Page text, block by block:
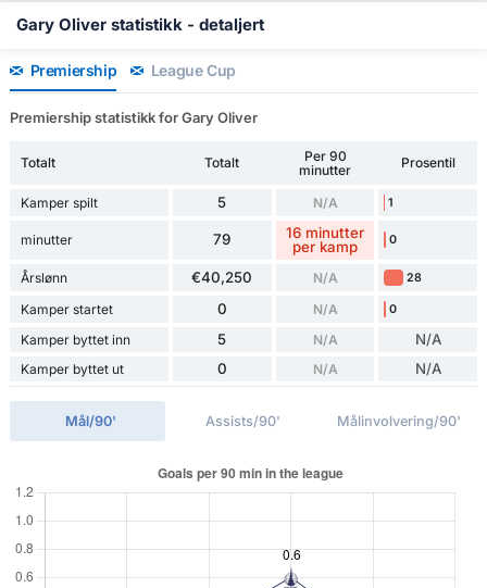
Gary Oliver statistikk - detaljert
Premiership League Cup
Premiership statistikk for Gary Oliver
Totalt Totalt
Per 90
minutter
Prosentil
Kamper spilt 5 N/A 1
minutter 79
16 minutter
per kamp
0
Årslønn €40,250 N/A 28
Kamper startet 0 N/A 0
Kamper byttet inn 5 N/A N/A
Kamper byttet ut 0 N/A N/A
Mål/90' Assists/90' Målinvolvering/90'